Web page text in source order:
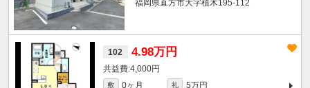
福岡県直方市大字植木195-112
102 4.98万円
4,000円
敷 0ヶ月 礼
5万円